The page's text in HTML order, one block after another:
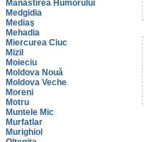
Mănăstirea Humorului
Medgidia
Mediaş
Mehadia
Miercurea Ciuc
Mizil
Moieciu
Moldova Nouă
Moldova Veche
Moreni
Motru
Muntele Mic
Murfatlar
Murighiol